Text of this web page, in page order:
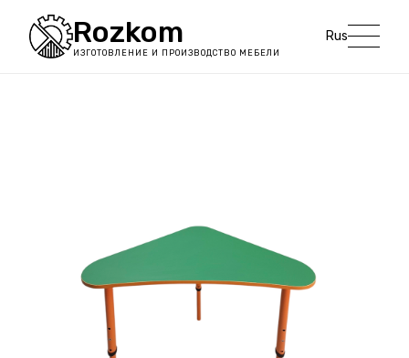
Rozkom
ИЗГОТОВЛЕНИЕ И ПРОИЗВОДСТВО МЕБЕЛИ
Rus